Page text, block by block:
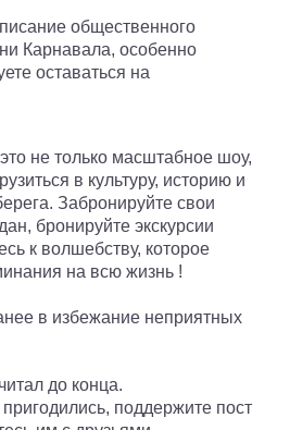
общественного
Карнавала, особенно
оставаться на
не только масштабное шоу,
в культуру, историю и
Забронируйте свои
бронируйте экскурсии
к волшебству, которое
на всю жизнь !
в избежание неприятных
до конца.
поддержите пост